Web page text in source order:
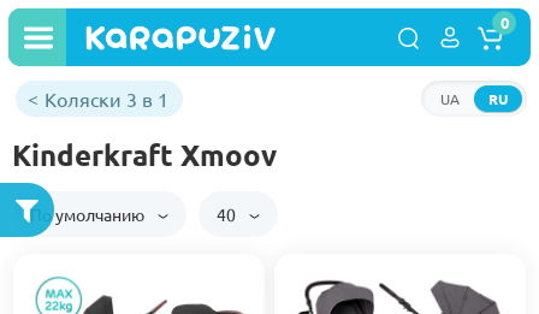
RU
UA
0
Коляски 3 в 1
Kinderkraft Xmoov
По умолчанию 40